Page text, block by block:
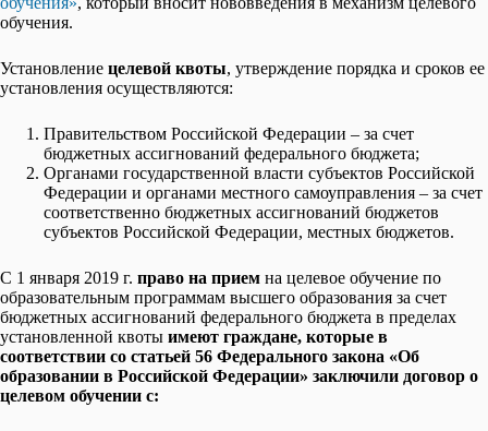
обучения.
Установление целевой квоты, утверждение порядка и сроков ее
установления осуществляются:
Правительством Российской Федерации – за счет
бюджетных ассигнований федерального бюджета;
Органами государственной власти субъектов Российской
Федерации и органами местного самоуправления – за счет
соответственно бюджетных ассигнований бюджетов
субъектов Российской Федерации, местных бюджетов.
С 1 января 2019 г. право на прием на целевое обучение по
образовательным программам высшего образования за счет
бюджетных ассигнований федерального бюджета в пределах
установленной квоты имеют граждане, которые в
соответствии со статьей 56 Федерального закона «Об
образовании в Российской Федерации» заключили договор о
целевом обучении с: